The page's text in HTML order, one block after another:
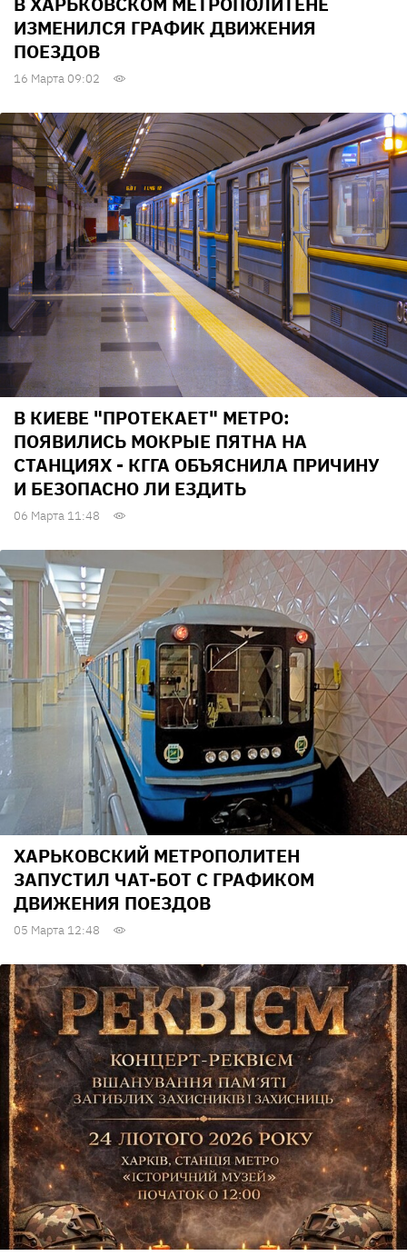
ИЗМЕНИЛСЯ ГРАФИК ДВИЖЕНИЯ
ПОЕЗДОВ
16 Марта 09:02
В КИЕВЕ "ПРОТЕКАЕТ" МЕТРО:
ПОЯВИЛИСЬ МОКРЫЕ ПЯТНА НА
СТАНЦИЯХ - КГГА ОБЪЯСНИЛА ПРИЧИНУ
И БЕЗОПАСНО ЛИ ЕЗДИТЬ
06 Марта 11:48
ХАРЬКОВСКИЙ МЕТРОПОЛИТЕН
ЗАПУСТИЛ ЧАТ-БОТ С ГРАФИКОМ
ДВИЖЕНИЯ ПОЕЗДОВ
05 Марта 12:48